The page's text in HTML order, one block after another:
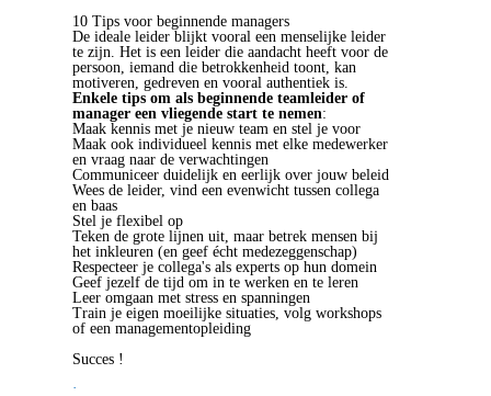
10 Tips voor beginnende managers
De ideale leider blijkt vooral een menselijke leider
te zijn. Het is een leider die aandacht heeft voor de
persoon, iemand die betrokkenheid toont, kan
motiveren, gedreven en vooral authentiek is.
Enkele tips om als beginnende teamleider of
manager een vliegende start te nemen:
Maak kennis met je nieuw team en stel je voor
Maak ook individueel kennis met elke medewerker
en vraag naar de verwachtingen
Communiceer duidelijk en eerlijk over jouw beleid
Wees de leider, vind een evenwicht tussen collega
en baas
Stel je flexibel op
Teken de grote lijnen uit, maar betrek mensen bij
het inkleuren (en geef écht medezeggenschap)
Respecteer je collega's als experts op hun domein
Geef jezelf de tijd om in te werken en te leren
Leer omgaan met stress en spanningen
Train je eigen moeilijke situaties, volg workshops
of een managementopleiding
Succes !
·